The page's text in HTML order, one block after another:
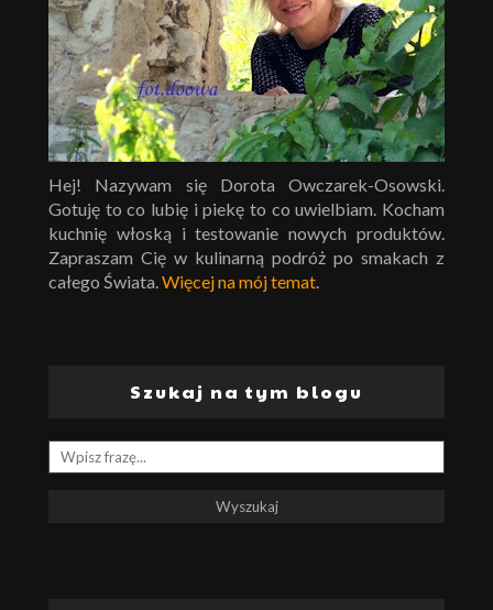
Hej! Nazywam się Dorota Owczarek-Osowski.
Gotuję to co lubię i piekę to co uwielbiam. Kocham
kuchnię włoską i testowanie nowych produktów.
Zapraszam Cię w kulinarną podróż po smakach z
całego Świata. Więcej na mój temat
Szukaj na tym blogu